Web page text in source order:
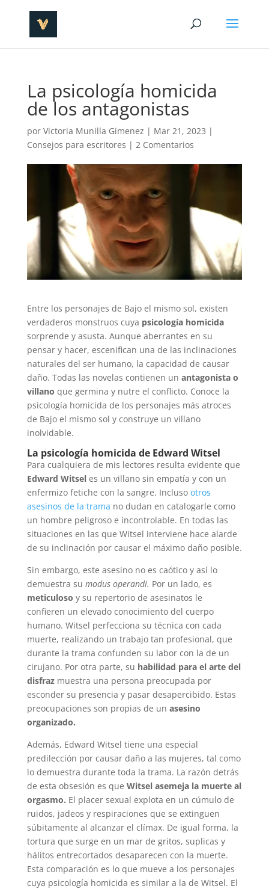
La psicología homicida
de los antagonistas
por Victoria Munilla Gimenez | Mar 21, 2023 |
Consejos para escritores | 2 Comentarios
Entre los personajes de Bajo el mismo sol, existen
verdaderos monstruos cuya psicología homicida
sorprende y asusta. Aunque aberrantes en su
pensar y hacer, escenifican una de las inclinaciones
naturales del ser humano, la capacidad de causar
daño. Todas las novelas contienen un antagonista o
villano que germina y nutre el conflicto. Conoce la
psicología homicida de los personajes más atroces
de Bajo el mismo sol y construye un villano
inolvidable.
La psicología homicida de Edward Witsel
Para cualquiera de mis lectores resulta evidente que
Edward Witseles un villano sin empatía y con un
enfermizo fetiche con la sangre. Incluso otros
asesinos de la trama no dudan en catalogarle como
un hombre peligroso e incontrolable. En todas las
situaciones en las que Witsel interviene hace alarde
de su inclinación por causar el máximo daño posible.
Sin embargo, este asesino no es caótico y así lo
demuestra su modus operandi. Por un lado, es
meticuloso y su repertorio de asesinatos le
confieren un elevado conocimiento del cuerpo
humano. Witsel perfecciona su técnica con cada
muerte, realizando un trabajo tan profesional, que
durante la trama confunden su labor con la de un
cirujano. Por otra parte, su habilidad para el arte del
disfrazmuestra una persona preocupada por
esconder su presencia y pasar desapercibido. Estas
preocupaciones son propias de un asesino
organizado.
Además, Edward Witsel tiene una especial
predilección por causar daño a las mujeres, tal como
lo demuestra durante toda la trama. La razón detrás
de esta obsesión es que Witsel asemeja la muerte al
orgasmo. El placer sexual explota en un cúmulo de
ruidos, jadeos y respiraciones que se extinguen
súbitamente al alcanzar el clímax. De igual forma, la
tortura que surge en un mar de gritos, suplicas y
hálitos entrecortados desaparecen con la muerte.
Esta comparación es lo que mueve a los personajes
cuya psicología homicida es similar a la de Witsel. El